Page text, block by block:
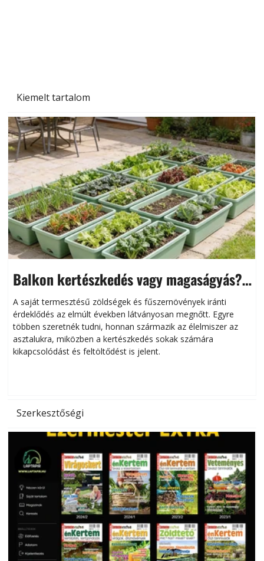
Kiemelt tartalom
Balkon kertészkedés vagy magaságyás?
Helytakarékos kertészkedés
A saját termesztésű zöldségek és fűszernövények iránti
érdeklődés az elmúlt években látványosan megnőtt. Egyre
többen szeretnék tudni, honnan származik az élelmiszer az
asztalukra, miközben a kertészkedés sokak számára
kikapcsolódást és feltöltődést is jelent.
Szerkesztőségi